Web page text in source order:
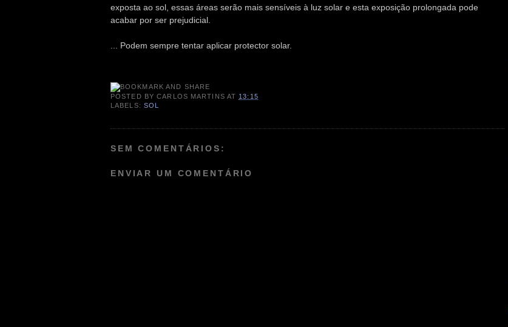
exposta ao sol, essas áreas serão mais sensíveis à luz solar e esta exposição prolongada pode
acabar por ser prejudicial.
... Podem sempre tentar aplicar protector solar.
POSTED BYCARLOS MARTINS AT 13:15
LABELS: SOL
SEM COMENTÁRIOS:
ENVIAR UM COMENTÁRIO